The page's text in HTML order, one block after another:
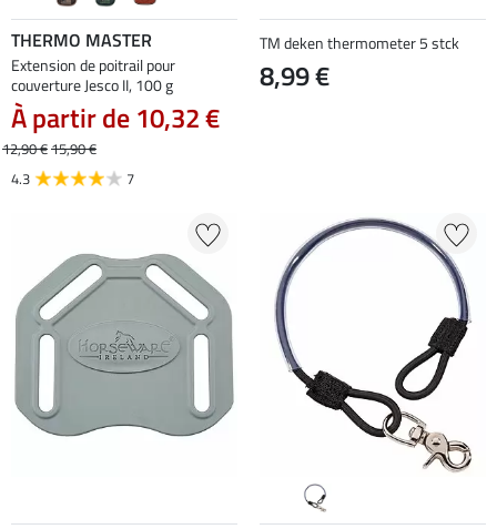
THERMO MASTER
Extension de poitrail pour
couverture Jesco II, 100 g
À partir de 10,32 €
12,90 €15,90 €
4.3
7
TM deken thermometer 5 stck
8,99 €